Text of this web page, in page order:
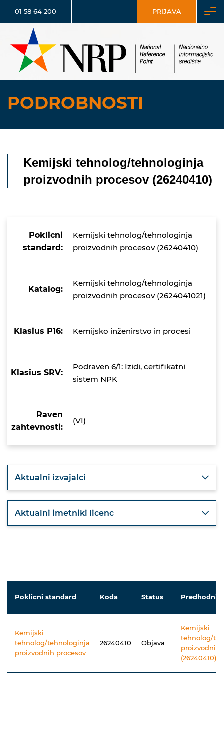
01 58 64 200 PRIJAVA
PODROBNOSTI
Kemijski tehnolog/tehnologinja
proizvodnih procesov (26240410)
Poklicni
standard:
Kemijski tehnolog/tehnologinja
proizvodnih procesov (26240410)
Katalog:
Kemijski tehnolog/tehnologinja
proizvodnih procesov (2624041021)
Klasius P16: Kemijsko inženirstvo in procesi
Klasius SRV:
Podraven 6/1: Izidi, certifikatni
sistem NPK
Raven
zahtevnosti:
(VI)
Aktualni izvajalci
Aktualni imetniki licenc
Poklicni standard Koda Status Predhodniki
Kemijski
tehnolog/tehnologinja
proizvodnih procesov
26240410 Objava
Kemijski
tehnolog/
proizvodnih
(26240410)